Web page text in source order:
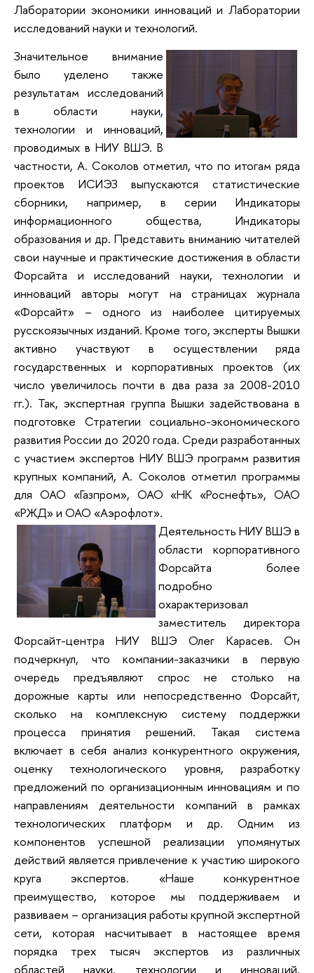
Лаборатории экономики инноваций и Лаборатории
исследований науки и технологий.
Значительное внимание
было уделено также
результатам исследований
в области науки,
технологии и инноваций,
проводимых в НИУ ВШЭ. В
частности, А. Соколов отметил, что по итогам ряда
проектов ИСИЭЗ выпускаются статистические
сборники, например, в серии Индикаторы
информационного общества, Индикаторы
образования и др. Представить вниманию читателей
свои научные и практические достижения в области
Форсайта и исследований науки, технологии и
инноваций авторы могут на страницах журнала
«Форсайт» – одного из наиболее цитируемых
русскоязычных изданий. Кроме того, эксперты Вышки
активно участвуют в осуществлении ряда
государственных и корпоративных проектов (их
число увеличилось почти в два раза за 2008-2010
гг.). Так, экспертная группа Вышки задействована в
подготовке Стратегии социально-экономического
развития России до 2020 года. Среди разработанных
с участием экспертов НИУ ВШЭ программ развития
крупных компаний, А. Соколов отметил программы
для ОАО «Газпром», ОАО «НК «Роснефть», ОАО
«РЖД» и ОАО «Аэрофлот».
Деятельность НИУ ВШЭ в
области корпоративного
Форсайта более
подробно
охарактеризовал
заместитель директора
Форсайт-центра НИУ ВШЭ Олег Карасев. Он
подчеркнул, что компании-заказчики в первую
очередь предъявляют спрос не столько на
дорожные карты или непосредственно Форсайт,
сколько на комплексную систему поддержки
процесса принятия решений. Такая система
включает в себя анализ конкурентного окружения,
оценку технологического уровня, разработку
предложений по организационным инновациям и по
направлениям деятельности компаний в рамках
технологических платформ и др. Одним из
компонентов успешной реализации упомянутых
действий является привлечение к участию широкого
круга экспертов. «Наше конкурентное
преимущество, которое мы поддерживаем и
развиваем – организация работы крупной экспертной
сети, которая насчитывает в настоящее время
порядка трех тысяч экспертов из различных
областей науки, технологии и инноваций,